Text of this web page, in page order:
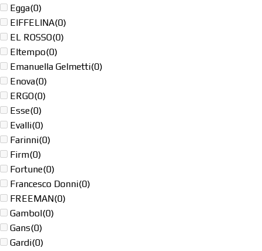
Egga(0)
EIFFELINA(0)
EL ROSSO(0)
Eltempo(0)
Emanuella Gelmetti(0)
Enova(0)
ERGO(0)
Esse(0)
Evalli(0)
Farinni(0)
Firm(0)
Fortune(0)
Francesco Donni(0)
FREEMAN(0)
Gambol(0)
Gans(0)
Gardi(0)